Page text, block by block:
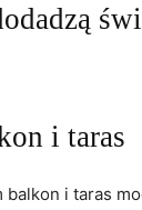
i taras
i taras